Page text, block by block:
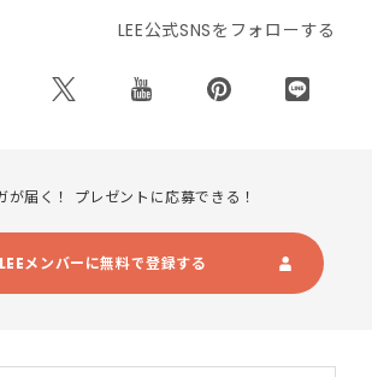
LEE公式SNSをフォローする
が届く！ プレゼントに応募できる！
LEEメンバーに無料で登録する